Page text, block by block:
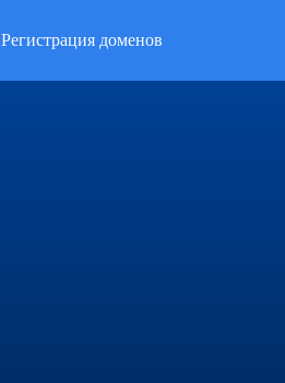
Регистрация доменов